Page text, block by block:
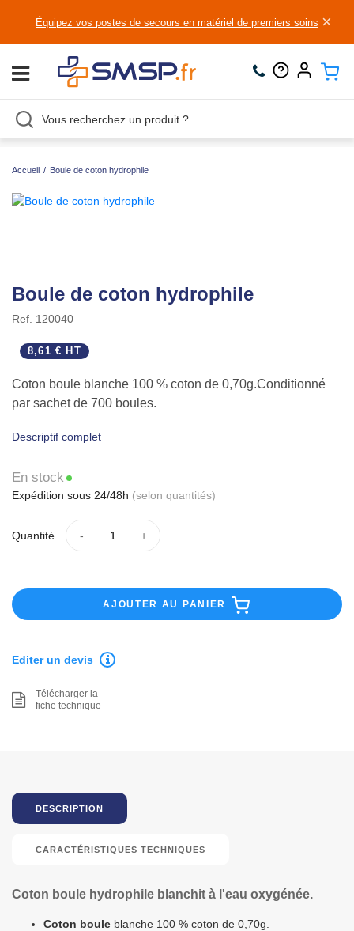
Équipez vos postes de secours en matériel de premiers soins ×
Accueil / Boule de coton hydrophile
Boule de coton hydrophile
Ref. 120040
8,61 € HT
Coton boule blanche 100 % coton de 0,70g.Conditionné
par sachet de 700 boules.
Descriptif complet
En stock
Expédition sous 24/48h (selon quantités)
Quantité
AJOUTER AU PANIER
Editer un devis
Télécharger la
fiche technique
DESCRIPTION
CARACTÉRISTIQUES TECHNIQUES
Coton boule hydrophile blanchit à l'eau oxygénée.
Coton boule blanche 100 % coton de 0,70g.